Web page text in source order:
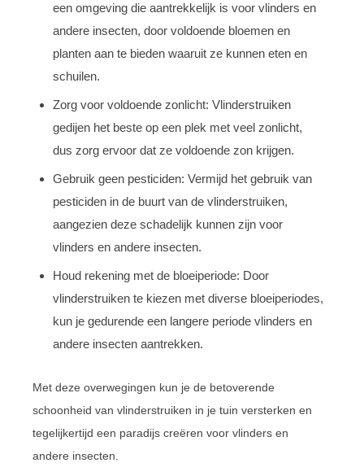
een omgeving die aantrekkelijk is voor vlinders en
andere insecten, door voldoende bloemen en
planten aan te bieden waaruit ze kunnen eten en
schuilen.
Zorg voor voldoende zonlicht: Vlinderstruiken
gedijen het beste op een plek met veel zonlicht,
dus zorg ervoor dat ze voldoende zon krijgen.
Gebruik geen pesticiden: Vermijd het gebruik van
pesticiden in de buurt van de vlinderstruiken,
aangezien deze schadelijk kunnen zijn voor
vlinders en andere insecten.
Houd rekening met de bloeiperiode: Door
vlinderstruiken te kiezen met diverse bloeiperiodes,
kun je gedurende een langere periode vlinders en
andere insecten aantrekken.
Met deze overwegingen kun je de betoverende
schoonheid van vlinderstruiken in je tuin versterken en
tegelijkertijd een paradijs creëren voor vlinders en
andere insecten.